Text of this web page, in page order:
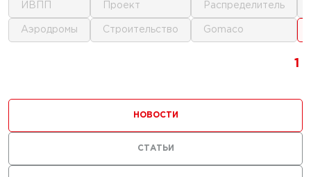
1
НОВОСТИ
СТАТЬИ
ИВПП
аэродромы
проект
строительство
распределитель
gomaco